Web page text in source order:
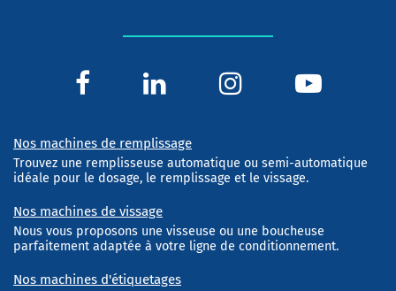
Nos machines de remplissage
Trouvez une remplisseuse automatique ou semi-automatique
idéale pour le dosage, le remplissage et le vissage.
Nos machines de vissage
Nous vous proposons une visseuse ou une boucheuse
parfaitement adaptée à votre ligne de conditionnement.
Nos machines d'étiquetages